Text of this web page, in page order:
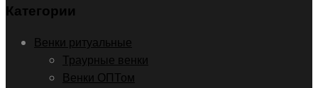
Категории
Венки ритуальные
Траурные венки
Венки ОПТом